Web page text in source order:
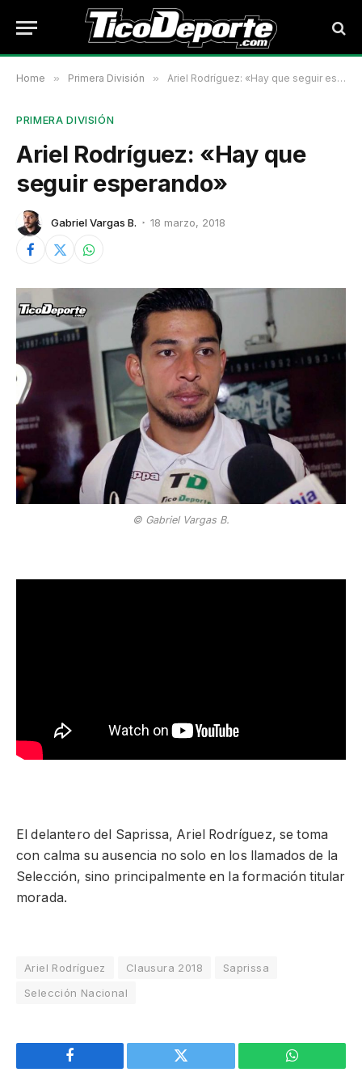
Home » Primera División » Ariel Rodríguez: «Hay que seguir esperando»
PRIMERA DIVISIÓN
Ariel Rodríguez: «Hay que
seguir esperando»
Gabriel Vargas B. 18 marzo, 2018
© Gabriel Vargas B.
El delantero del Saprissa, Ariel Rodríguez, se toma
con calma su ausencia no solo en los llamados de la
Selección, sino principalmente en la formación titular
morada.
Ariel Rodríguez Clausura 2018
Saprissa
Selección Nacional
Facebook Twitter WhatsApp